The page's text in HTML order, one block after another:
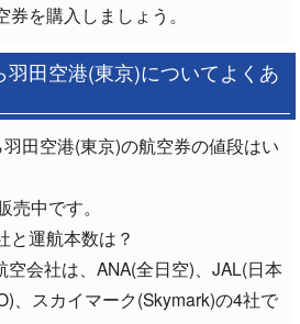
を購入しましょう。
田空港(東京)についてよくあ
田空港(東京)の航空券の値段はい
中です。
と運航本数は？
会社は、ANA(全日空)、JAL(日本
、スカイマーク(Skymark)の4社で